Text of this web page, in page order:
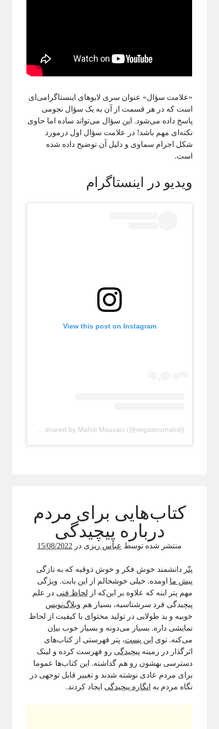
فیزیک فیزیک آماری
نسبیت عام نیوتون همه‌گیری پایتون
پدیدارگی پدیده‌های بحرانی
پیچیدگی
کرونا
کهکشان کوانتوم
یادگیری ماشین
سخن اندیشمندان
علوم اعصاب
فیزیک اتمی-مولکولی
فیزیک بنیادی
فیزیک زیستی
فیزیک هسته‌ای
فیزیکدانان ایرانی
ماده چگال
مکانیک آماری
هوش مصنوعی
چندرسانه
«علامت سؤال» عنوان سری لایوهای اینستاگرامی‌ای
است که در هر قسمت از آن به‌ یک سؤال نجومی
پاسخ داده می‌شود. این سؤال می‌تواند ساده اما حاوی
نکته‌ای مهم باشد! در علامت سؤال اول درمورد
شکل‌ اجرام سماوی و دلیل آن توضیح داده شده
است.
ویدیو در اینستاگرام
View this post on Instagram
کتاب‌هایی برای مردم
درباره پیچیدگی
منتشر شده توسط عباس ریزی در 15/08/2022
پتّر دانشمند خوش فکر و خوش ذوقیه که به تازگی
پیش ما اومده. خیلی خوشحالم از این بابت. ویژگی
مهم پتر اینه که علاوه بر این‌که از لحاظ فنی در علم
پیچیدگی فرد سرشناسیه، بسیار هم وبلاگ‌نویس
خوبیه و ید طولایی در تولید محتوای با کیفیت از لحاظ
نمایشی داره. بسیار می‌دونه و بسیار خوب بیان
می‌کنه. توی این پست، پتر فهرستی از کتاب‌های
اثرگذار در زمینه پیچیدگی رو فهرست کرده و لینک
دسترسی بهشون رو هم گذاشته. این کتاب‌ها عموما
برای مردم عادی نوشته شدند و تغییر قابل توجهی در
نگاه مردم به انگاره پیچیدگی ایجاد کردند.